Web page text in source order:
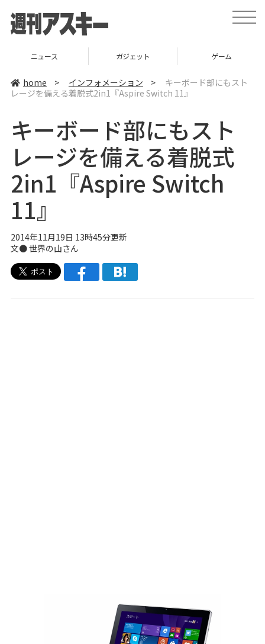
t
o
v
ニュース ガジェット ゲーム
home > インフォメーション >
キーボード部にもスト
レージを備える着脱式2in1『Aspire Switch 11』
キーボード部にもスト
レージを備える着脱式
2in1『Aspire Switch
11』
2014年11月19日 13時45分更新
文● 世界の山さん